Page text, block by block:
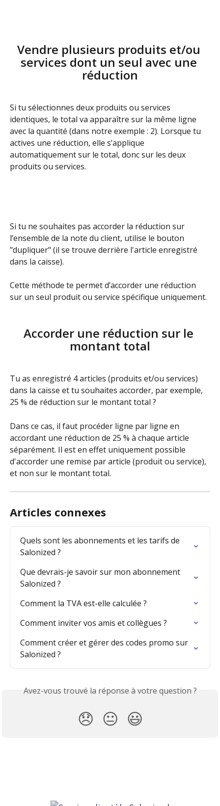
Vendre plusieurs produits et/ou
services dont un seul avec une
réduction
Si tu sélectionnes deux produits ou services
identiques, le total va apparaître sur la même ligne
avec la quantité (dans notre exemple : 2). Lorsque tu
actives une réduction, elle s’applique
automatiquement sur le total, donc sur les deux
produits ou services.
Si tu ne souhaites pas accorder la réduction sur
l’ensemble de la note du client, utilise le bouton
"dupliquer" (il se trouve derrière l'article enregistré
dans la caisse).
Cette méthode te permet d’accorder une réduction
sur un seul produit ou service spécifique uniquement.
Accorder une réduction sur le
montant total
Tu as enregistré 4 articles (produits et/ou services)
dans la caisse et tu souhaites accorder, par exemple,
25 % de réduction sur le montant total ?
Dans ce cas, il faut procéder ligne par ligne en
accordant une réduction de 25 % à chaque article
séparément. Il est en effet uniquement possible
d'accorder une remise par article (produit ou service),
et non sur le montant total.
Articles connexes
Quels sont les abonnements et les tarifs de
Salonized ?
Que devrais-je savoir sur mon abonnement
Salonized ?
Comment la TVA est-elle calculée ?
Comment inviter vos amis et collègues ?
Comment créer et gérer des codes promo sur
Salonized ?
Avez-vous trouvé la réponse à votre question ?
😞 😐 😃